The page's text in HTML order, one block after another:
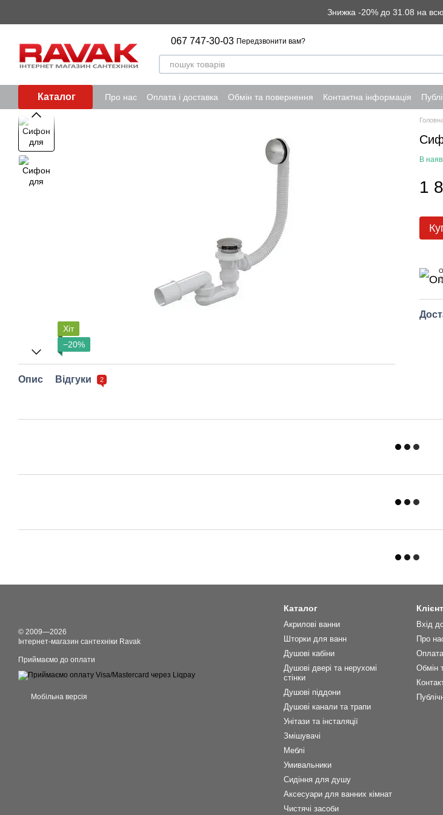
Знижка -20% до 31.08 на
067 747-30-03 Передзвонити вам?
Каталог Про нас Оплата і доставка Обмін та повернення Контактна інформація
Хіт
−20%
Опис Відгуки 2
В
1
© 2009—2026
Інтернет-магазин сантехніки Ravak
Приймаємо до оплати
Мобільна версія
Каталог
Акрилові ванни
Шторки для ванн
Душові кабіни
Душові двері та нерухомі
стінки
Душові піддони
Душові канали та трапи
Унітази та інсталяції
Змішувачі
Меблі
Умивальники
Сидіння для душу
Аксесуари для ванних кімнат
Чистячі засоби
Вхід
Про
Обмін